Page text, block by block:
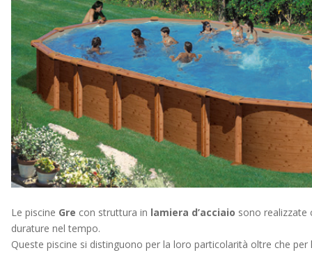
Le piscine Gre con struttura in lamiera d’acciaio sono realizzate
durature nel tempo.
Queste piscine si distinguono per la loro particolarità oltre che